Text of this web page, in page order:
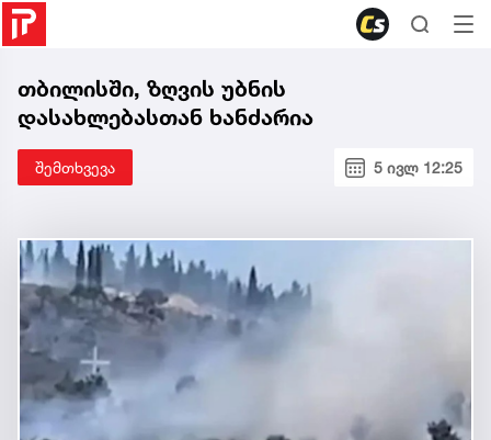
თბილისში, ზღვის უბნის
დასახლებასთან ხანძარია
შემთხვევა 5 ივლ 12:25